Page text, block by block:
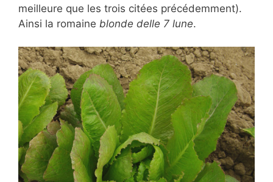
meilleure que les trois citées précédemment).
Ainsi la romaine blonde delle 7 lune.